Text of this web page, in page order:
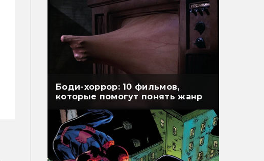
Боди-хоррор: 10 фильмов,
которые помогут понять жанр